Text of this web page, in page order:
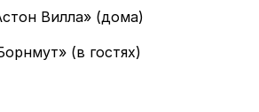
Вилла» (дома)
(в гостях)